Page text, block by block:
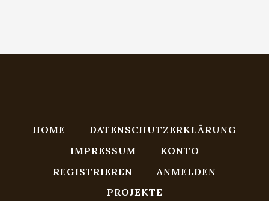
HOME
DATENSCHUTZERKLÄRUNG
IMPRESSUM
KONTO
REGISTRIEREN
ANMELDEN
PROJEKTE